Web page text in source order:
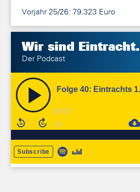
Vorjahr 25/26: 79.323 Euro
Wir sind Eintracht.
Der Podcast